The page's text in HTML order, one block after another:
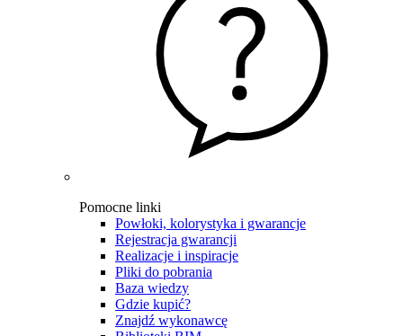
Pomocne linki
Powłoki, kolorystyka i gwarancje
Rejestracja gwarancji
Realizacje i inspiracje
Pliki do pobrania
Baza wiedzy
Gdzie kupić?
Znajdź wykonawcę